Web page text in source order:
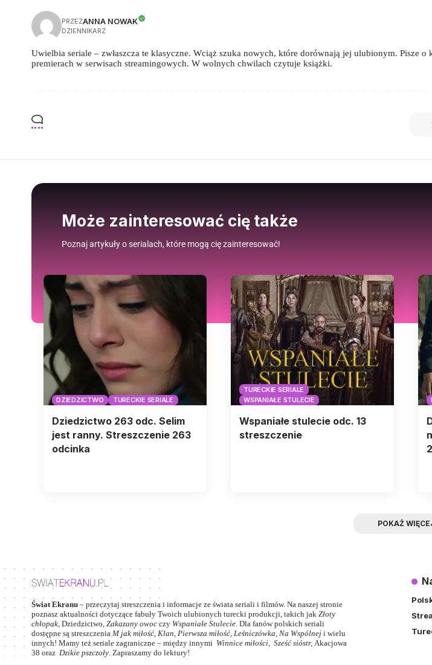
PRZEZANNA NOWAK
DZIENNIKARZ
Uwielbia seriale – zwłaszcza te klasyczne. Wciąż szuka nowych, które dorównają jej ulubionym. Pisze o
premierach w serwisach streamingowych. W wolnych chwilach czytuje książki.
Może zainteresować cię także
Poznaj artykuły o serialach, które mogą cię zainteresować!
DZIEDZICTWO TURECKIE SERIALE
Dziedzictwo 263 odc. Selim
jest ranny. Streszczenie 263
odcinka
TURECKIE SERIALE
WSPANIAŁE STULECIE
Wspaniałe stulecie odc. 13
streszczenie
POKAŻ
Świat Ekranu – przeczytaj streszczenia i informacje ze świata seriali i filmów. Na naszej stronie
poznasz aktualności dotyczące fabuły Twoich ulubionych turecki produkcji, takich jak Złoty
chłopak Dziedzictwo Zakazany owoc czy Wspaniałe Stulecie . Dla fanów polskich seriali
dostępne są streszczenia M jak miłość Klan Pierwsza miłość, Leśniczówka Na Wspólnej i wielu
innych! Mamy też seriale zagraniczne – między innymi Winnice miłości Sześć sióstr, Akacjowa
38 oraz Dzikie pszczoły . Zapraszamy do lektury!